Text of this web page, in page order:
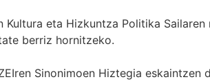
Kultura eta Hizkuntza Politika
berriz hornitzeko.
Sinonimoen Hiztegia eskaintzen